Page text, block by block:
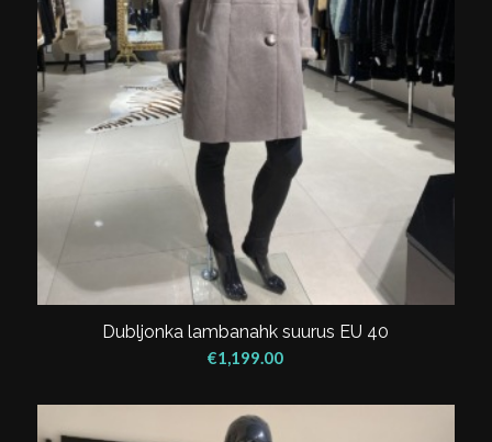
Dubljonka lambanahk suurus EU 40
€1,199.00